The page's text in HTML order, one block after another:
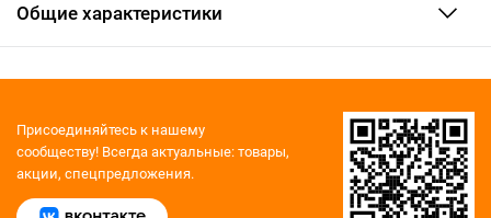
Общие характеристики
Присоединяйтесь к нашему
сообществу! Всегда актуальные: товары,
акции, спецпредложения.